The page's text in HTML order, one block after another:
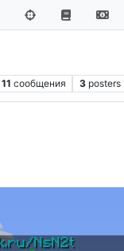
11 сообщения 3 posters